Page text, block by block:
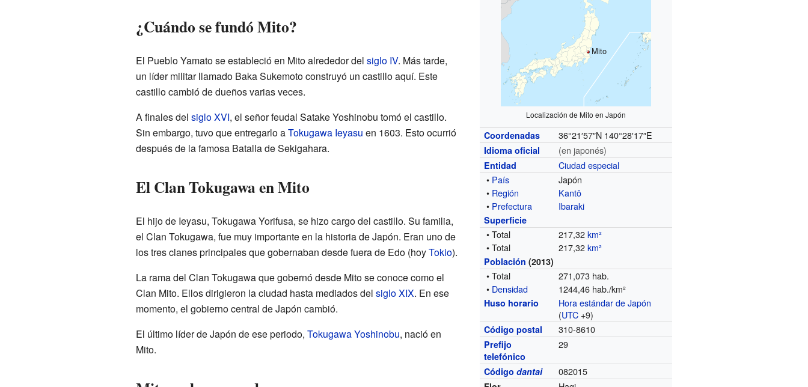
Mito
Localización de Mito en Japón
Coordenadas 36°21′57″N 140°28′17″E
Idioma oficial (en japonés)
Entidad
Ciudad especial
• País
Japón
• Región
Kantō
• Prefectura Ibaraki
Superficie
• Total 217,32km²
• Total
217,32km²
Población (2013)
• Total
271,073 hab.
• Densidad 1244,46 hab./km²
Huso horario
Hora estándar de Japón
(UTC +9)
Código postal 310-8610
Prefijo
telefónico
29
Códigodantai 082015
¿Cuándo se fundó Mito?
El Pueblo Yamato se estableció en Mito alrededor del siglo IV. Más tarde,
un líder militar llamado Baka Sukemoto construyó un castillo aquí. Este
castillo cambió de dueños varias veces.
A finales del siglo XVI, el señor feudal Satake Yoshinobu tomó el castillo.
Sin embargo, tuvo que entregarlo aTokugawa Ieyasu en 1603. Esto ocurrió
después de la famosa Batalla de Sekigahara.
El Clan Tokugawa en Mito
El hijo de Ieyasu, Tokugawa Yorifusa, se hizo cargo del castillo. Su familia,
el Clan Tokugawa, fue muy importante en la historia de Japón. Eran uno de
los tres clanes principales que gobernaban desde fuera de Edo (hoyTokio).
La rama del Clan Tokugawa que gobernó desde Mito se conoce como el
Clan Mito. Ellos dirigieron la ciudad hasta mediados del siglo XIX. En ese
momento, el gobierno central de Japón cambió.
El último líder de Japón de ese periodo, Tokugawa Yoshinobu, nació en
Mito.